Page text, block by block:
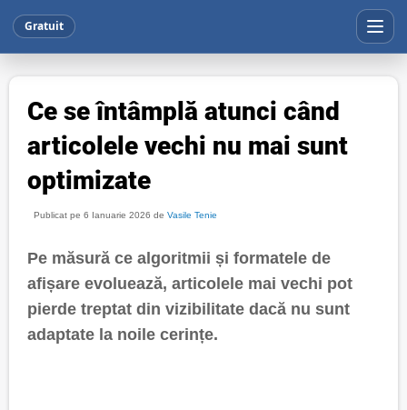
Gratuit
Ce se întâmplă atunci când
articolele vechi nu mai sunt
optimizate
Publicat pe 6 Ianuarie 2026 de Vasile Tenie
Pe măsură ce algoritmii și formatele de
afișare evoluează, articolele mai vechi pot
pierde treptat din vizibilitate dacă nu sunt
adaptate la noile cerințe.